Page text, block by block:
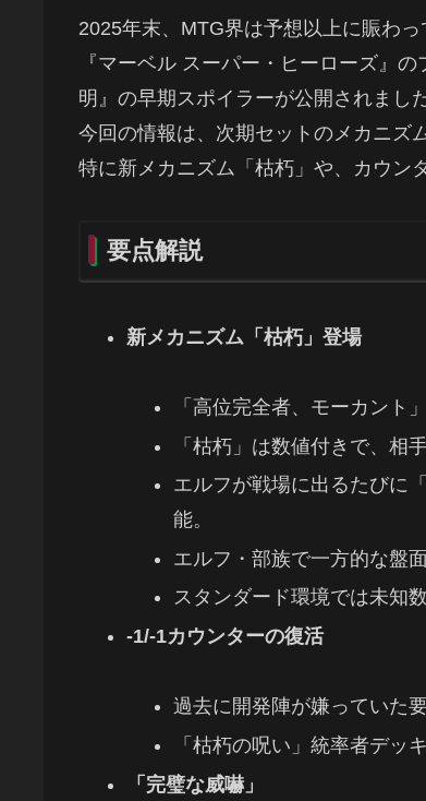
2025年末、MTG界は予想以上に賑わっ
『マーベル スーパー・ヒーローズ』
明』の早期スポイラーが公開されました
今回の情報は、次期セットのメカニズ
特に新メカニズム「枯朽」や、カウン
要点解説
新メカニズム「枯朽」登場
「高位完全者、モーカント
「枯朽」は数値付きで、相
エルフが戦場に出るたびに
能。
エルフ・部族で一方的な盤
スタンダード環境では未知
-1/-1カウンターの復活
過去に開発陣が嫌っていた
「枯朽の呪い」統率者デッ
「完璧な威嚇」